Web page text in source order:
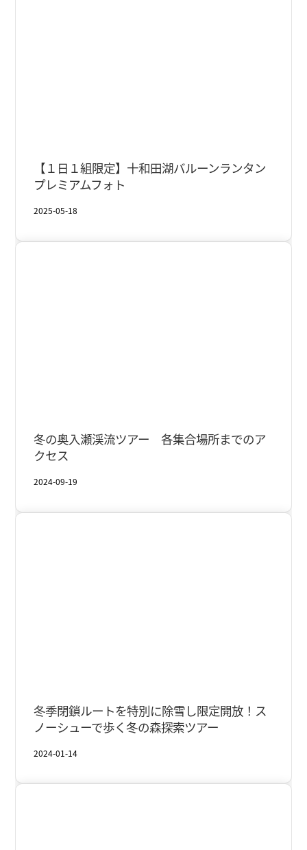
十和田湖 夏
【１日１組限定】十和田湖バルーンランタン
プレミアムフォト
2025-05-18
奥入瀬・焼山 冬
冬の奥入瀬渓流ツアー 各集合場所までのア
クセス
2024-09-19
奥入瀬・焼山 冬
冬季閉鎖ルートを特別に除雪し限定開放！ス
ノーシューで歩く冬の森探索ツアー
2024-01-14